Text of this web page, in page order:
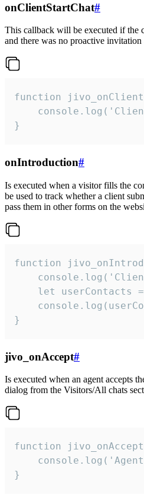
onClientStartChat#
This callback will be executed if the
and there was no proactive invitation
function
}
onIntroduction#
Is executed when a visitor fills the
be used to track whether a client
pass them in other forms on the
function
let userContacts
}
jivo_onAccept#
Is executed when an agent accepts
dialog from the Visitors/All chats
function
}